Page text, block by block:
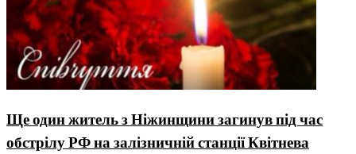
Ще один житель з Ніжинщини загинув під час
обстрілу РФ на залізничній станції Квітнева